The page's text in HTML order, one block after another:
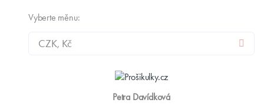
Vyberte měnu:
Petra Davídková